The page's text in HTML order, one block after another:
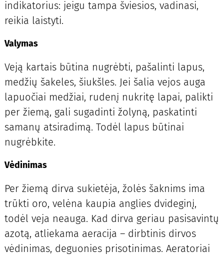
indikatorius: jeigu tampa šviesios, vadinasi,
reikia laistyti.
Valymas
Veją kartais būtina nugrėbti, pašalinti lapus,
medžių šakeles, šiukšles. Jei šalia vejos auga
lapuočiai medžiai, rudenį nukritę lapai, palikti
per žiemą, gali sugadinti žolyną, paskatinti
samanų atsiradimą. Todėl lapus būtinai
nugrėbkite.
Vėdinimas
Per žiemą dirva sukietėja, žolės šaknims ima
trūkti oro, velėna kaupia anglies dvideginį,
todėl veja neauga. Kad dirva geriau pasisavintų
azotą, atliekama aeracija – dirbtinis dirvos
vėdinimas, deguonies prisotinimas. Aeratoriai